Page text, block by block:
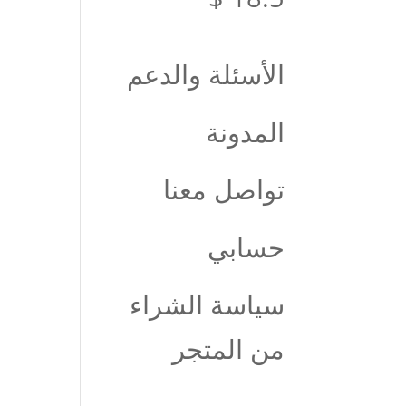
الأسئلة والدعم
المدونة
تواصل معنا
حسابي
سياسة الشراء
من المتجر